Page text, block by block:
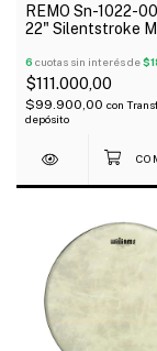
REMO Sn-1022-
22" Silentstroke
6 cuotas sin interés de
$111.000,00
$99.900,00 con
depósito